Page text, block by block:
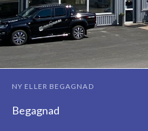
NY ELLER BEGAGNAD
Begagnad